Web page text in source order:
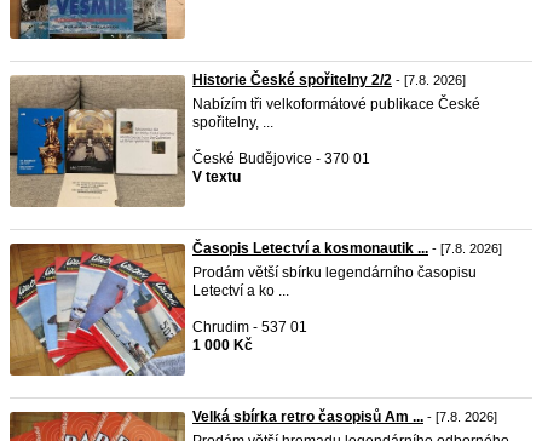
Historie České spořitelny 2/2 - [7.8. 2026]
Nabízím tři velkoformátové publikace České
spořitelny, ...
České Budějovice - 370 01
V textu
Časopis Letectví a kosmonautik ... - [7.8. 2026]
Prodám větší sbírku legendárního časopisu
Letectví a ko ...
Chrudim - 537 01
1 000 Kč
Velká sbírka retro časopisů Am ... - [7.8. 2026]